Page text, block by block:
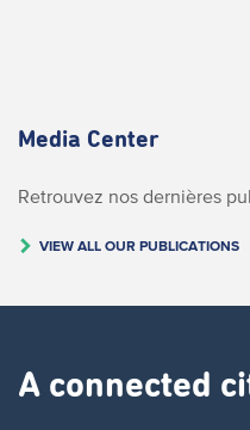
Media Center
Retrouvez nos dernières
VIEW ALL OUR PUBLICATIONS
A connected